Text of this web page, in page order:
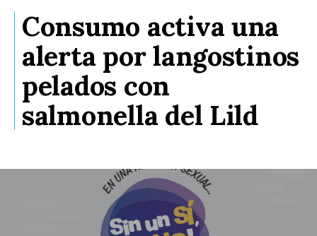
Consumo activa una
alerta por langostinos
pelados con
salmonella del Lild